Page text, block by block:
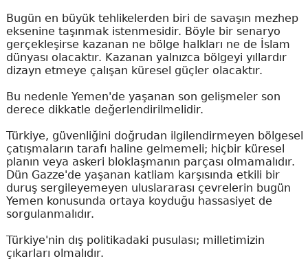
Bugün en büyük tehlikelerden biri de savaşın mezhep
eksenine taşınmak istenmesidir. Böyle bir senaryo
gerçekleşirse kazanan ne bölge halkları ne de İslam
dünyası olacaktır. Kazanan yalnızca bölgeyi yıllardır
dizayn etmeye çalışan küresel güçler olacaktır.
Bu nedenle Yemen'de yaşanan son gelişmeler son
derece dikkatle değerlendirilmelidir.
Türkiye, güvenliğini doğrudan ilgilendirmeyen bölgesel
çatışmaların tarafı haline gelmemeli; hiçbir küresel
planın veya askeri bloklaşmanın parçası olmamalıdır.
Dün Gazze'de yaşanan katliam karşısında etkili bir
duruş sergileyemeyen uluslararası çevrelerin bugün
Yemen konusunda ortaya koyduğu hassasiyet de
sorgulanmalıdır.
Türkiye'nin dış politikadaki pusulası; milletimizin
çıkarları olmalıdır.